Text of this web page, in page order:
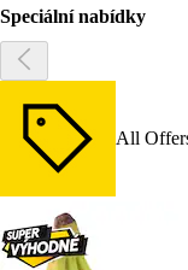
Speciální nabídky
All